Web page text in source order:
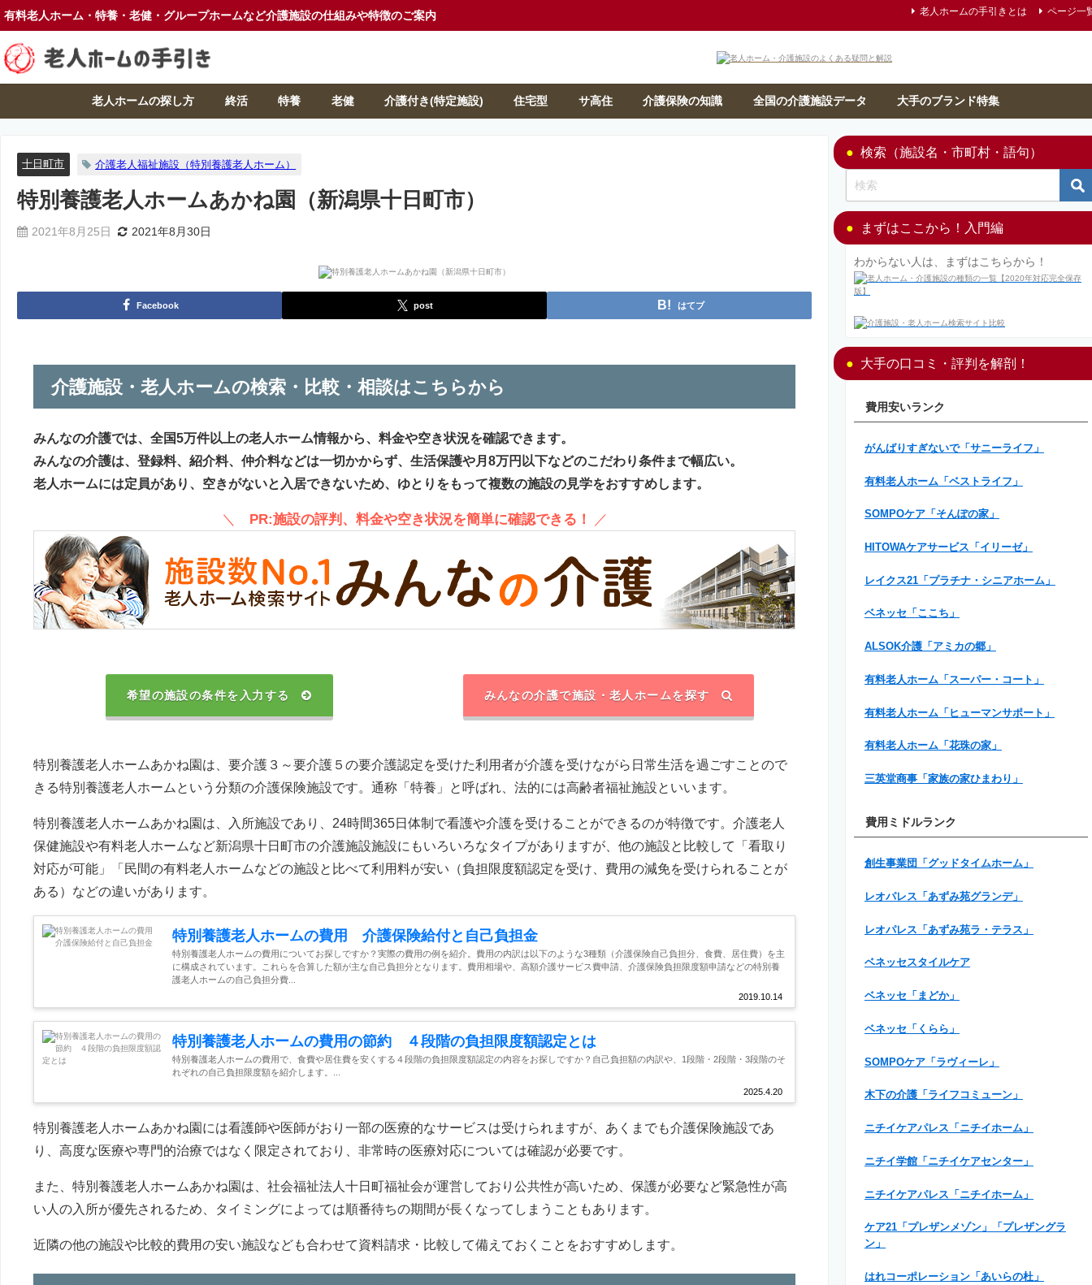
有料老人ホーム・特養・老健・グループホームなど介護施設の仕組みや特徴のご案内 老人ホームの手引きとは ページ一
老人ホームの探し方 終活 特養 老健 介護付き(特定施設) 住宅型 サ高住 介護保険の知識 全国の介護施設データ 大手のブランド特集
十日町市 介護老人福祉施設（特別養護老人ホーム）
特別養護老人ホームあかね園（新潟県十日町市）
2021年8月25日 2021年8月30日
Facebook post はてブ
介護施設・老人ホームの検索・比較・相談はこちらから
みんなの介護では、全国5万件以上の老人ホーム情報から、料金や空き状況を確認できます。
みんなの介護は、登録料、紹介料、仲介料などは一切かからず、生活保護や月8万円以下などのこだわり条件まで幅広い。
老人ホームには定員があり、空きがないと入居できないため、ゆとりをもって複数の施設の見学をおすすめします。
＼ PR:施設の評判、料金や空き状況を簡単に確認できる！ ／
希望の施設の条件を入力する みんなの介護で施設・老人ホームを探す
特別養護老人ホームあかね園は、要介護３～要介護５の要介護認定を受けた利用者が介護を受けながら日常生活を過ごすことので
きる特別養護老人ホームという分類の介護保険施設です。通称「特養」と呼ばれ、法的には高齢者福祉施設といいます。
特別養護老人ホームあかね園は、入所施設であり、24時間365日体制で看護や介護を受けることができるのが特徴です。介護老人
保健施設や有料老人ホームなど新潟県十日町市の介護施設施設にもいろいろなタイプがありますが、他の施設と比較して「看取り
対応が可能」「民間の有料老人ホームなどの施設と比べて利用料が安い（負担限度額認定を受け、費用の減免を受けられることが
ある）などの違いがあります。
特別養護老人ホームの費用 介護保険給付と自己負担金
2019.10.14
特別養護老人ホームの費用についてお探しですか？実際の費用の例を紹介。費用の内訳は以下のような3種類（介護保険自己負担分、食費、居住費）を主
に構成されています。これらを合算した額が主な自己負担分となります。費用相場や、高額介護サービス費申請、介護保険負担限度額申請などの特別養
護老人ホームの自己負担分費...
特別養護老人ホームの費用の節約 ４段階の負担限度額認定とは
2025.4.20
特別養護老人ホームの費用で、食費や居住費を安くする４段階の負担限度額認定の内容をお探しですか？自己負担額の内訳や、1段階・2段階・3段階のそ
れぞれの自己負担限度額を紹介します。...
特別養護老人ホームあかね園には看護師や医師がおり一部の医療的なサービスは受けられますが、あくまでも介護保険施設であ
り、高度な医療や専門的治療ではなく限定されており、非常時の医療対応については確認が必要です。
また、特別養護老人ホームあかね園は、社会福祉法人十日町福祉会が運営しており公共性が高いため、保護が必要など緊急性が高
い人の入所が優先されるため、タイミングによっては順番待ちの期間が長くなってしまうこともあります。
近隣の他の施設や比較的費用の安い施設なども合わせて資料請求・比較して備えておくことをおすすめします。
検索（施設名・市町村・語句）
まずはここから！入門編
わからない人は、まずはこちらから！
大手の口コミ・評判を解剖！
費用安いランク
がんばりすぎないで「サニーライフ」
有料老人ホーム「ベストライフ」
SOMPOケア「そんぽの家」
HITOWAケアサービス「イリーゼ」
レイクス21「プラチナ・シニアホーム」
ベネッセ「ここち」
ALSOK介護「アミカの郷」
有料老人ホーム「スーパー・コート」
有料老人ホーム「ヒューマンサポート」
有料老人ホーム「花珠の家」
三英堂商事「家族の家ひまわり」
費用ミドルランク
創生事業団「グッドタイムホーム」
レオパレス「あずみ苑グランデ」
レオパレス「あずみ苑ラ・テラス」
ベネッセスタイルケア
ベネッセ「まどか」
ベネッセ「くらら」
SOMPOケア「ラヴィーレ」
木下の介護「ライフコミューン」
ニチイケアパレス「ニチイホーム」
ニチイ学館「ニチイケアセンター」
ニチイケアパレス「ニチイホーム」
ケア21「プレザンメゾン」「プレザングラ
ン」
はれコーポレーション「あいらの杜」